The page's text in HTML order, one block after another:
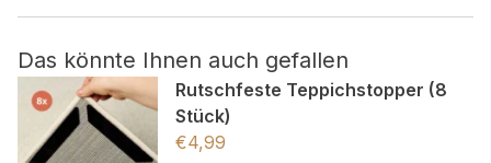
Das könnte Ihnen auch gefallen
Rutschfeste Teppichstopper (8
Stück)
€4,99
wurden.
Alle ablehnen
Meine Einstellungen speichern